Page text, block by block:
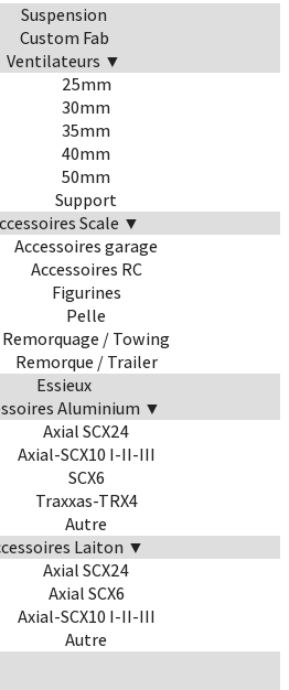
Suspension
Custom Fab
Ventilateurs ▼
25mm
30mm
35mm
40mm
50mm
Support
Scale ▼
Accessoires garage
Accessoires RC
Figurines
Pelle
Remorquage / Towing
Remorque / Trailer
Essieux
Aluminium ▼
Axial SCX24
Axial-SCX10 I-II-III
SCX6
Traxxas-TRX4
Autre
Laiton ▼
Axial SCX24
Axial SCX6
Axial-SCX10 I-II-III
Autre